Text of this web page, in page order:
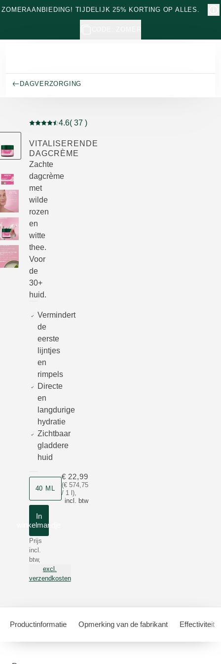
Naar hoofdinhoud gaan
ZOMERAANBIEDING! TIJDELIJK 25% KORTING OP ALLES.
DAGVERZORGING
Beoordeling: 4.6 van 5 beoordeeld door 37 personen
4.6( 37 )
VITALISERENDE
DAGCRÈME
Zachte
dagcrème
met
wilde
rozen
en
witte
thee.
Voor
de
30+
huid.
Vermindert
de
eerste
lijntjes
en
rimpels
Directe
en
langdurige
hydratie
Zichtbaar
gladdere
huid
40 ML
(€ 574,75
/ 1 l),
incl. btw
€ 22,99
In
winkelmandje
Prijs
incl.
btw,
excl.
verzendkosten
Productinformatie Opmerking van de fabrikant Effectiviteit